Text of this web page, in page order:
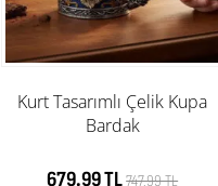
Kurt Tasarımlı Çelik Kupa
Bardak
679.99 TL747.99 TL